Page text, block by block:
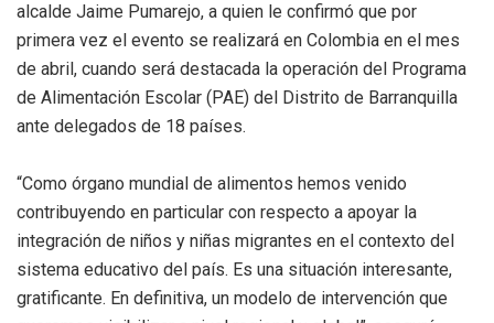
alcalde Jaime Pumarejo, a quien le confirmó que por
primera vez el evento se realizará en Colombia en el mes
de abril, cuando será destacada la operación del Programa
de Alimentación Escolar (PAE) del Distrito de Barranquilla
ante delegados de 18 países.
“Como órgano mundial de alimentos hemos venido
contribuyendo en particular con respecto a apoyar la
integración de niños y niñas migrantes en el contexto del
sistema educativo del país. Es una situación interesante,
gratificante. En definitiva, un modelo de intervención que